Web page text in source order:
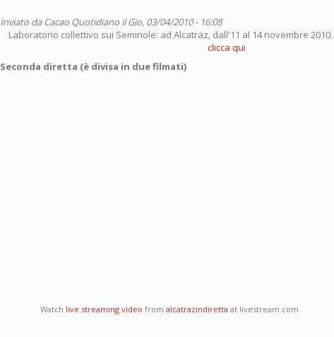
Inviato daCacao Quotidiano il Gio, 03/04/2010 - 16:08
Laboratorio collettivo sui Seminole: ad Alcatraz, dall'11 al 14 novembre 2010.
clicca qui
Seconda diretta (è divisa in due filmati)
Watch live streaming video from alcatrazindiretta at livestream.com